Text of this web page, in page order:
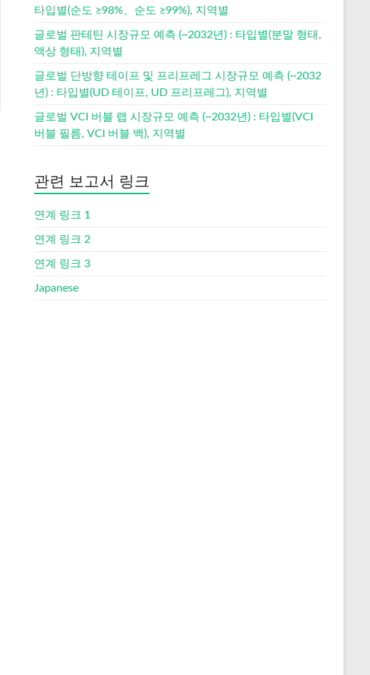
타입별(순도 ≥98%、순도 ≥99%), 지역별
글로벌 판테틴 시장규모 예측 (~2032년) : 타입별(분말 형태,
액상 형태), 지역별
글로벌 단방향 테이프 및 프리프레그 시장규모 예측 (~2032
년) : 타입별(UD 테이프, UD 프리프레그), 지역별
글로벌 VCI 버블 랩 시장규모 예측 (~2032년) : 타입별(VCI
버블 필름, VCI 버블 백), 지역별
관련 보고서 링크
연계 링크 1
연계 링크 2
연계 링크 3
Japanese